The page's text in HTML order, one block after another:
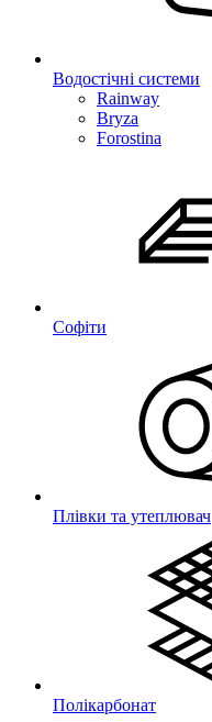
Водостічні системи
Rainway
Bryza
Forostina
Софіти
Плівки та утеплювач
Полікарбонат